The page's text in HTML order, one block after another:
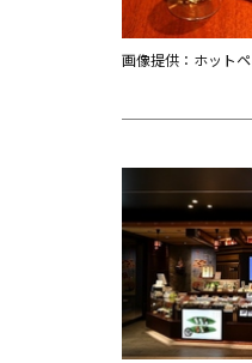
画像提供：ホット